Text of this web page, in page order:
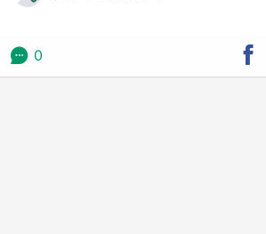
鳥取・境港「ゲゲゲの妖怪
太郎グッズ買える 銀座・
0